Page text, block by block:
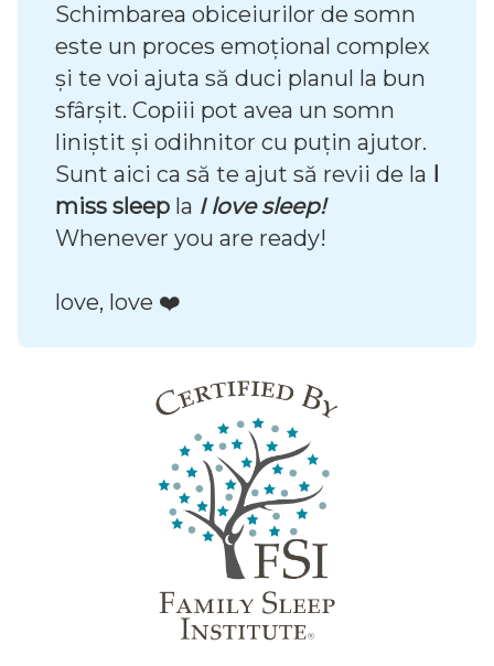
Schimbarea obiceiurilor de somn
este un proces emoțional complex
și te voi ajuta să duci planul la bun
sfârșit. Copiii pot avea un somn
liniștit și odihnitor cu puțin ajutor.
Sunt aici ca să te ajut să revii de la I
miss sleepla
I love sleep!
Whenever you are ready!
love, love ❤️